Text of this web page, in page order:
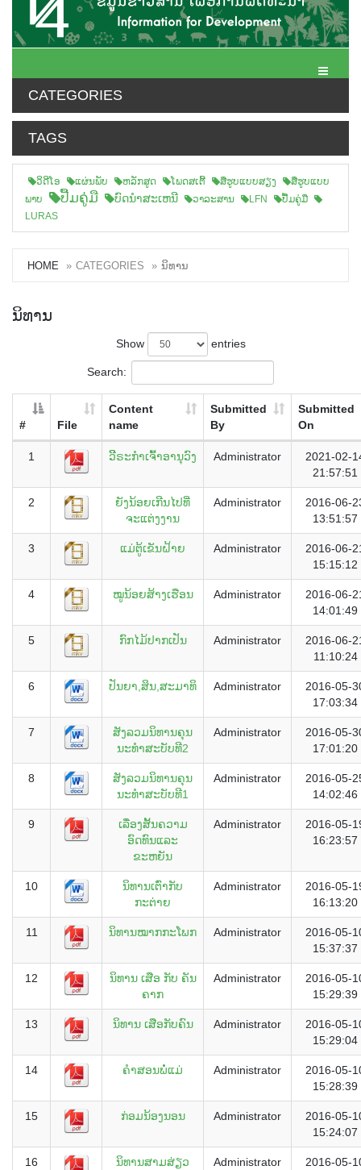
Toggle
CATEGORIES
TAGS
ວິດີໂອ ແຜ່ນພັບ ຫລັກສູດ ໂພດສເຕີ້ ສືຮູບແບບສຽງ
ສື່ຮູບແບບ
ພາບ
ປື້ມຄູ່ມື ບົດນຳສະເຫນີ ວາລະສານ LFN
ປື້ມຄູ່ມື
LURAS
HOME CATEGORIES ນິທານ
ນິທານ
Show entries
Search:
# File
Content
name
Submitted
By
Submitted
On
1 ວິີຣະກຳເຈົ້າອານຸວົງ Administrator
2021-02-
21:57:51
2
ຍັງນ້ອຍເກີນໄປທີ່
ຈະແຕ່ງງານ
Administrator
2016-06-
13:51:57
3 ແມ່ຕູ້ເຂັນຝ້າຍ Administrator
2016-06-
15:15:12
4 ໝູນ້ອຍສ້າງເຮືອນ Administrator
2016-06-
14:01:49
5 ກົກໄມ້ປາກເປັນ Administrator
2016-06-
11:10:24
6 ປັນຍາ,ສິນ,ສະມາທິ Administrator
2016-05-
17:03:34
7
ສັງລວມນິທານຄຸນ
ນະທຳສະບັບທີ2
Administrator
2016-05-
17:01:20
8
ສັງລວມນິທານຄຸນ
ນະທຳສະບັບທີ1
Administrator
2016-05-
14:02:46
9
ເລື່ອງສັ້ນຄວາມ
ອົດທົນແລະ
ຂະຫຍັນ
Administrator
2016-05-
16:23:57
10
ນິທານເຕົ່າກັບ
ກະຕ່າຍ
Administrator
2016-05-
16:13:20
11 ນິທານໝາກກະໂພກ Administrator
2016-05-
15:37:37
12
ນິທານ ເສືອ ກັບ ຄັນ
ຄາກ
Administrator
2016-05-
15:29:39
13 ນິທານ ເສືອກັບຄົນ Administrator
2016-05-
15:29:04
14 ຄຳສອນພໍ່ແມ່ Administrator
2016-05-
15:28:39
15 ກ່ອມນ້ອງນອນ Administrator
2016-05-
15:24:07
16 ນິທານສາມສ່ຽວ Administrator
2016-05-